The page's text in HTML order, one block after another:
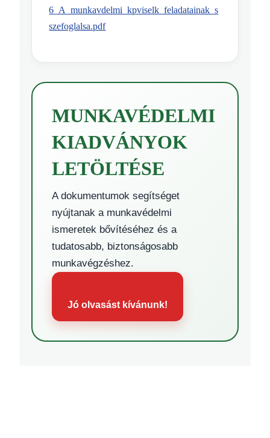
6_A_munkavdelmi_kpviselk_feladatainak_s
szefoglalsa.pdf
MUNKAVÉDELMI
KIADVÁNYOK
LETÖLTÉSE
A dokumentumok segítséget
nyújtanak a munkavédelmi
ismeretek bővítéséhez és a
tudatosabb, biztonságosabb
munkavégzéshez.
Jó olvasást kívánunk!